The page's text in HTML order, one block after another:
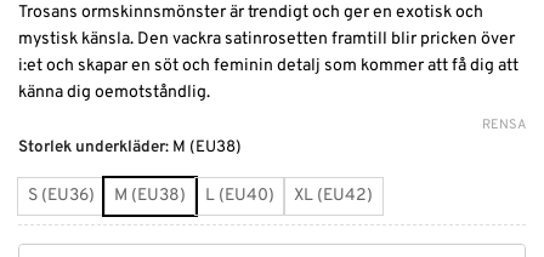
Trosans ormskinnsmönster är trendigt och ger en exotisk och
mystisk känsla. Den vackra satinrosetten framtill blir pricken över
i:et och skapar en söt och feminin detalj som kommer att få dig att
känna dig oemotståndlig.
Storlek underkläder: M (EU38)
S (EU36) M (EU38) L (EU40) XL (EU42)
RENSA
Alternative: